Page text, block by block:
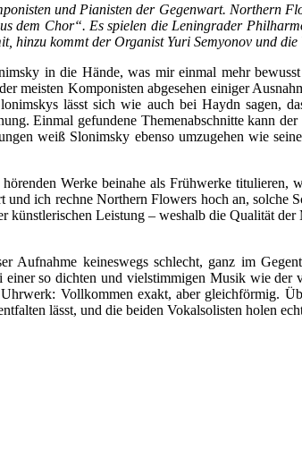
und Pianisten der Gegenwart. Northern
dem Chor“. Es spielen die Leningrader
hinzu kommt der Organist Yuri Semyonov und
in die Hände, was mir einmal mehr
meisten Komponisten abgesehen einiger
lässt sich wie auch bei Haydn sagen,
Einmal gefundene Themenabschnitte kann
weiß Slonimsky ebenso umzugehen wie
Werke beinahe als Frühwerke
ich rechne Northern Flowers hoch an, solche
Leistung – weshalb die Qualität
Aufnahme keineswegs schlecht, ganz im
so dichten und vielstimmigen Musik wie
Vollkommen exakt, aber gleichförmig.
lässt, und die beiden Vokalsolisten holen